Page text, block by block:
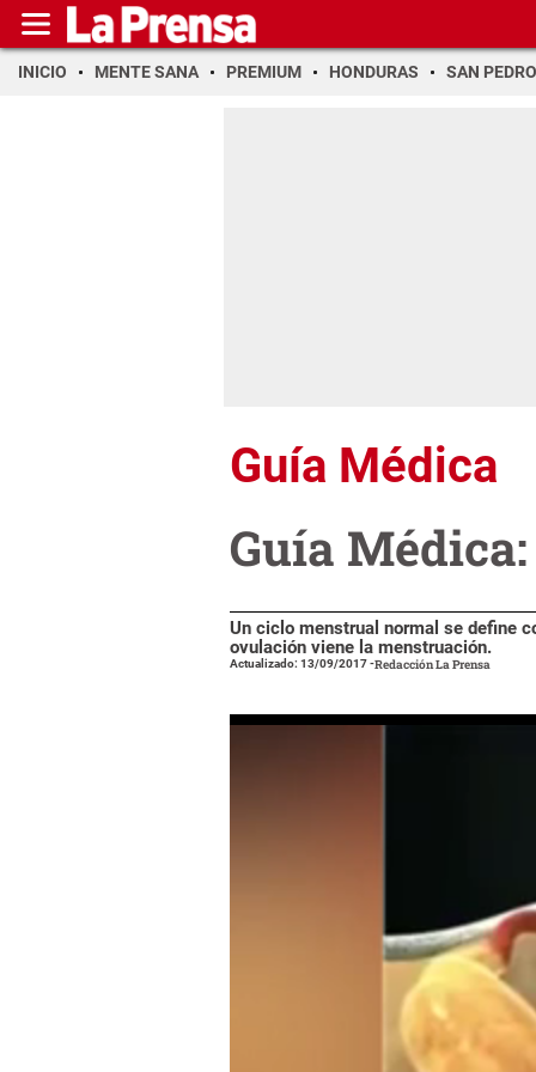
INICIO MENTE SANA PREMIUM HONDURAS SAN PEDRO
Guía Médica
Guía
Un ciclo menstrual normal se define
ovulación viene la menstruación.
Actualizado: 13/09/2017-Redacción La Prensa